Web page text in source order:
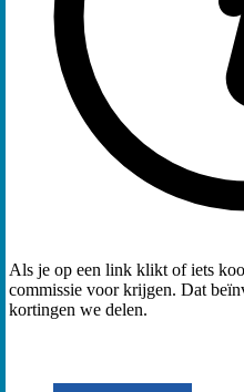
Als je op een link klikt of iets
commissie voor krijgen. Dat
kortingen we delen.